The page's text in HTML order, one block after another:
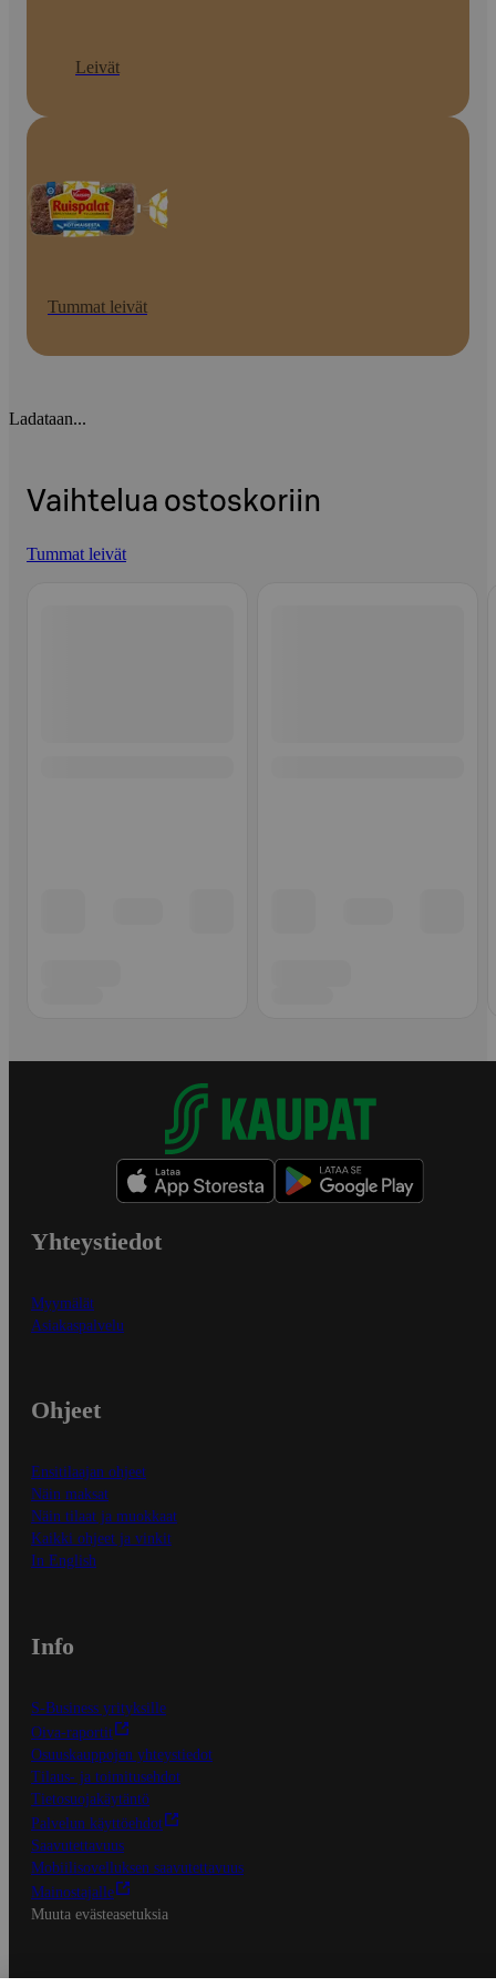
Leivät
Tummat leivät
Ladataan...
Vaihtelua ostoskoriin
Tummat leivät
Yhteystiedot
Myymälät
Asiakaspalvelu
Ohjeet
Ensitilaajan ohjeet
Näin maksat
Näin tilaat ja muokkaat
Kaikki ohjeet ja vinkit
In English
Info
S-Business yrityksille
Oiva-raportit
Osuuskauppojen yhteystiedot
Tilaus- ja toimitusehdot
Tietosuojakäytäntö
Palvelun käyttöehdot
Saavutettavuus
Mobiilisovelluksen saavutettavuus
Mainostajalle
Muuta evästeasetuksia